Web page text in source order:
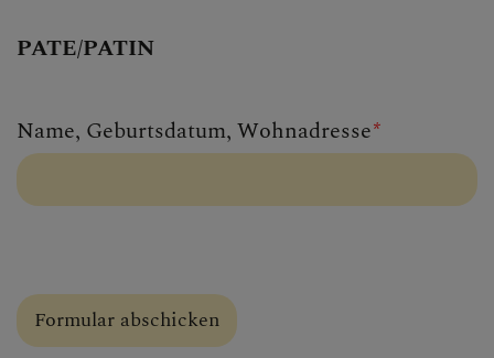
PATE/PATIN
Name, Geburtsdatum, Wohnadresse*